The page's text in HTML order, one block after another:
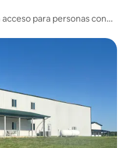
para personas con